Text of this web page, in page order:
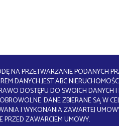
NA PRZETWARZANIE PODANYCH
DANYCH JEST ABC
DOSTĘPU DO SWOICH DANYCH
DANE ZBIERANE SĄ W
I WYKONANIA ZAWARTEJ
PRZED ZAWARCIEM UMOWY.